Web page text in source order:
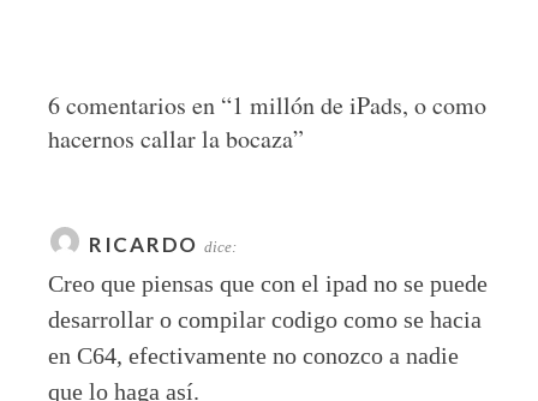
6 comentarios en “1 millón de iPads, o como
hacernos callar la bocaza”
RICARDO dice:
Creo que piensas que con el ipad no se puede
desarrollar o compilar codigo como se hacia
en C64, efectivamente no conozco a nadie
que lo haga así.